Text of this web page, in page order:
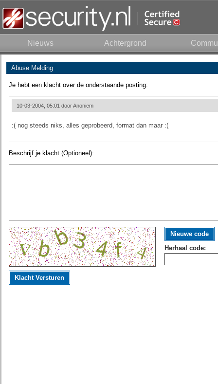
Nieuws Achtergrond
Abuse Melding
Je hebt een klacht over de onderstaande posting:
10-03-2004, 05:01 doorAnoniem
:( nog steeds niks, alles geprobeerd, format dan maar :(
Beschrijf je klacht (Optioneel):
Nieuwe code
Herhaal code:
Klacht Versturen